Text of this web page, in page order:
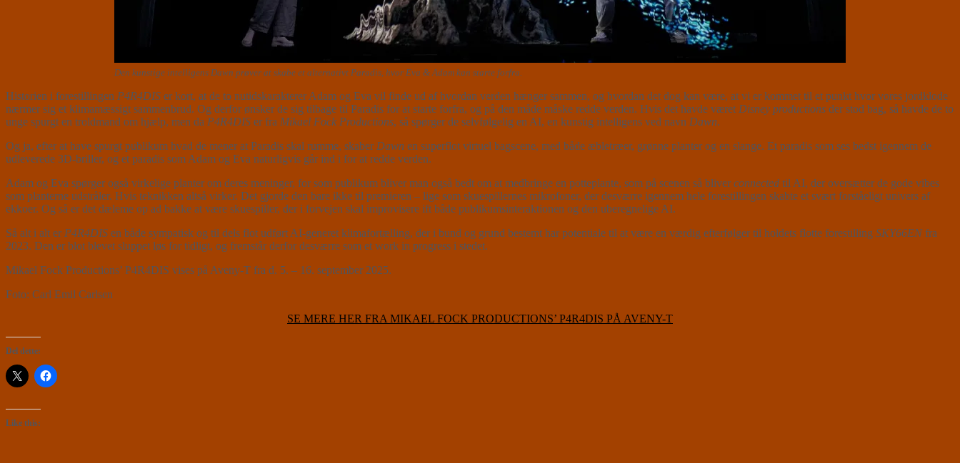
Den kunstige intelligens Dawn prøver at skabe et alternativt Paradis, hvor Eva & Adam kan starte forfra.
Historien i forestillingen P4R4DIS er kort, at de to nutidskarakterer Adam og Eva vil finde ud af hvordan verden hænger sammen, og hvordan det dog kan være, at vi er kommet til et punkt hvor vores jordklode
nærmer sig et klimamæssigt sammenbrud. Og derfor ønsker de sig tilbage til Paradis for at starte forfra, og på den måde måske redde verden. Hvis det havde været Disney productions der stod bag, så havde de to
unge spurgt en troldmand om hjælp, men da P4R4DIS er fra Mikael Fock Productions, så spørger de selvfølgelig en AI, en kunstig intelligens ved navn Dawn.
Og ja, efter at have spurgt publikum hvad de mener at Paradis skal rumme, skaber Dawn en superflot virtuel bagscene, med både æbletræer, grønne planter og en slange. Et paradis som ses bedst igennem de
udleverede 3D-briller, og et paradis som Adam og Eva naturligvis går ind i for at redde verden.
Adam og Eva spørger også virkelige planter om deres meninger, for som publikum bliver man også bedt om at medbringe en potteplante, som på scenen så bliver connected til AI, der oversætter de gode vibes
som planterne udstråler. Hvis teknikken altså virker. Det gjorde den bare ikke til premieren – lige som skuespillernes mikrofoner, der desværre igennem hele forestillingen skabte et svært forståeligt univers af
ekkoer. Og så er det dæleme op ad bakke at være skuespiller, der i forvejen skal improvisere ift både publikumsinteraktionen og den uberegnelige AI.
Så alt i alt er P4R4DIS en både sympatisk og til dels flot udført AI-generet klimafortælling, der i bund og grund bestemt har potentiale til at være en værdig efterfølger til holdets flotte forestilling SKY66EN fra
2023. Den er blot blevet sluppet løs for tidligt, og fremstår derfor desværre som et work in progress i stedet.
Mikael Fock Productions’ P4R4DIS vises på Aveny-T fra d. 5. – 16. september 2025.
Foto: Carl Emil Carlsen
SE MERE HER FRA MIKAEL FOCK PRODUCTIONS’ P4R4DIS PÅ AVENY-T
Del dette:
Like this: